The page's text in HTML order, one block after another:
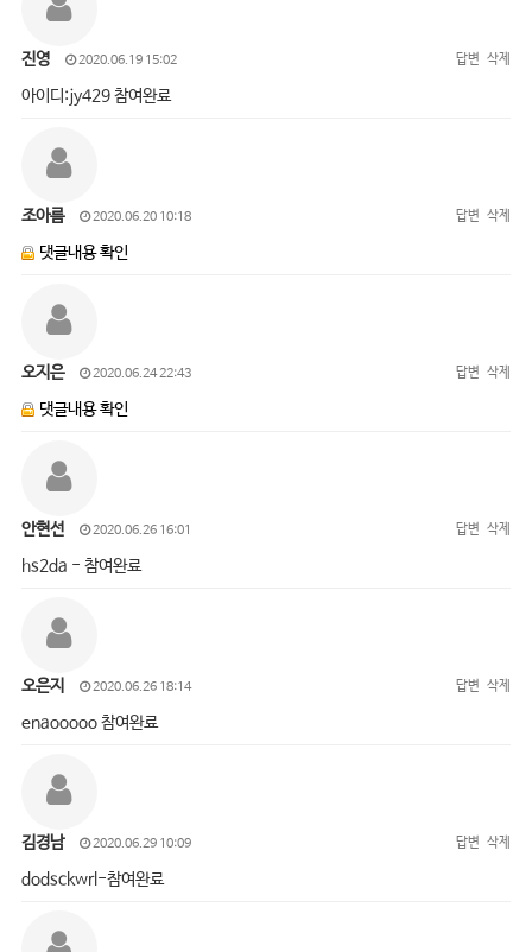
진영 2020.06.19 15:02 답변 삭제
아이디:jy429 참여완료
조아름 2020.06.20 10:18 답변 삭제
댓글내용 확인
오지은 2020.06.24 22:43 답변 삭제
댓글내용 확인
안현선 2020.06.26 16:01 답변 삭제
hs2da - 참여완료
오은지 2020.06.26 18:14 답변 삭제
enaooooo 참여완료
김경남 2020.06.29 10:09 답변 삭제
dodsckwrl-참여완료